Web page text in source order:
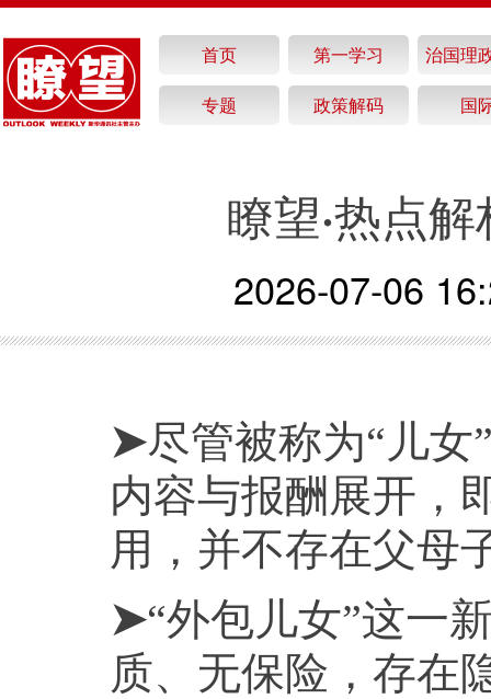
首页 第一学习
治国理
专题
政策解码 国
瞭望·热点
2026-07-06
➤尽管被称为“儿
内容与报酬展开，
用，并不存在父母
➤“外包儿女”这一
质、无保险，存在